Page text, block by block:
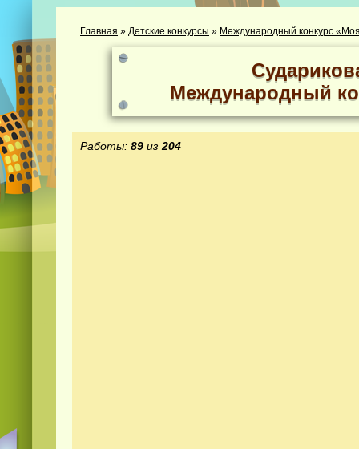
Главная » Детские конкурсы » Международный конкурс
Международный
Работы: 89 из 204